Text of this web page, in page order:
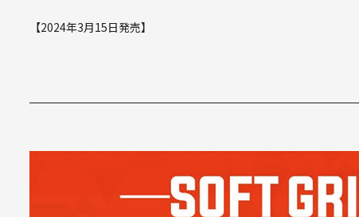
【2024年3月15日発売】